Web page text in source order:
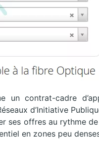
un contrat-cadre
d’Initiative
ses offres au rythme
en zones peu